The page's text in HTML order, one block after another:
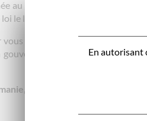
au pouvoir jusqu’à faire
loi le lui interdisant, car ses
vous dire, que depuis l’ouverture
« illégitime »mais
c’est aussi ça!
pour plus
En autorisant